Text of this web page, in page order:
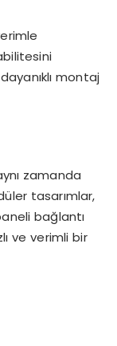
montaj
zamanda
tasarımlar,
bağlantı
ve verimli bir